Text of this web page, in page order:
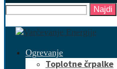
Najdi
Ogrevanje
Toplotne črpalke